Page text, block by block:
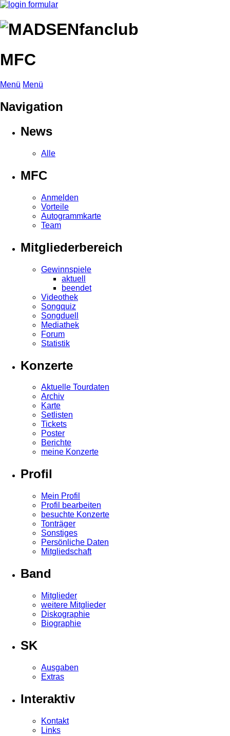
MFC
Menü Menü
Navigation
News
Alle
MFC
Anmelden
Vorteile
Autogrammkarte
Team
Mitgliederbereich
Gewinnspiele
aktuell
beendet
Videothek
Songquiz
Songduell
Mediathek
Forum
Statistik
Konzerte
Aktuelle Tourdaten
Archiv
Karte
Setlisten
Tickets
Poster
Berichte
meine Konzerte
Profil
Mein Profil
Profil bearbeiten
besuchte Konzerte
Tonträger
Sonstiges
Persönliche Daten
Mitgliedschaft
Band
Mitglieder
weitere Mitglieder
Diskographie
Biographie
SK
Ausgaben
Extras
Interaktiv
Kontakt
Links